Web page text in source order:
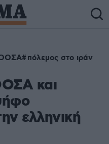
πόλεμος στο ιράν
και
ελληνική